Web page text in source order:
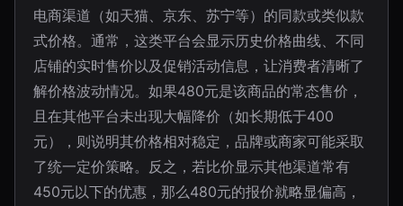
电商渠道（如天猫、京东、苏宁等）的同款或类似款
式价格。通常，这类平台会显示历史价格曲线、不同
店铺的实时售价以及促销活动信息，让消费者清晰了
解价格波动情况。如果480元是该商品的常态售价，
且在其他平台未出现大幅降价（如长期低于400
元），则说明其价格相对稳定，品牌或商家可能采取
了统一定价策略。反之，若比价显示其他渠道常有
450元以下的优惠，那么480元的报价就略显偏高，